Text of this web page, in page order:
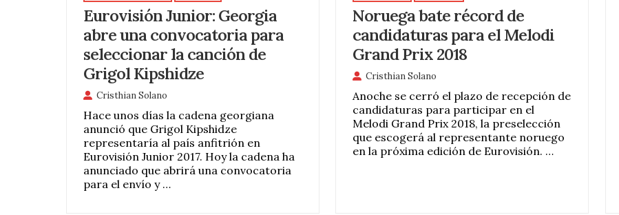
Eurovisión Junior: Georgia
abre una convocatoria para
seleccionar la canción de
Grigol Kipshidze
Cristhian Solano
Hace unos días la cadena georgiana
anunció que Grigol Kipshidze
representaría al país anfitrión en
Eurovisión Junior 2017. Hoy la cadena ha
anunciado que abrirá una convocatoria
para el envío y …
Noruega bate récord de
candidaturas para el Melodi
Grand Prix 2018
Cristhian Solano
Anoche se cerró el plazo de recepción de
candidaturas para participar en el
Melodi Grand Prix 2018, la preselección
que escogerá al representante noruego
en la próxima edición de Eurovisión. …